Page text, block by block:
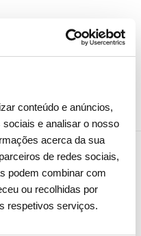
conteúdo e anúncios,
e analisar o nosso
acerca da sua
de redes sociais,
podem combinar com
ou recolhidas por
respetivos serviços.